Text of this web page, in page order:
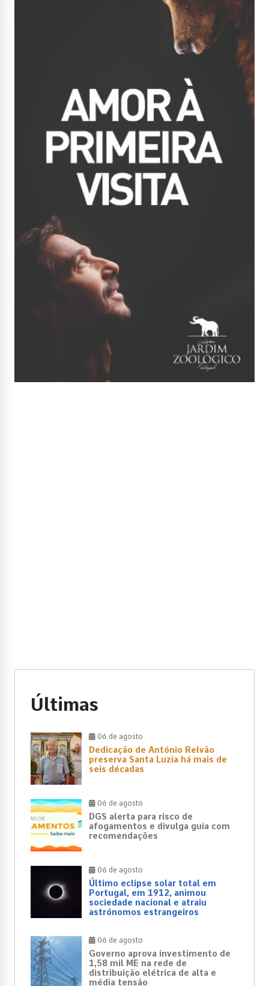
Últimas
06 de agosto
Dedicação de António Relvão
preserva Santa Luzia há mais de
seis décadas
06 de agosto
DGS alerta para risco de
afogamentos e divulga guia com
recomendações
06 de agosto
Último eclipse solar total em
Portugal, em 1912, animou
sociedade nacional e atraiu
astrónomos estrangeiros
06 de agosto
Governo aprova investimento de
1,58 mil ME na rede de
distribuição elétrica de alta e
média tensão